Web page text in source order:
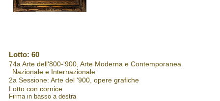
Lotto: 60
74a Arte dell'800-'900, Arte Moderna e Contemporanea
Nazionale e Internazionale
2a Sessione: Arte del '900, opere grafiche
Lotto con cornice
Firma in basso a destra